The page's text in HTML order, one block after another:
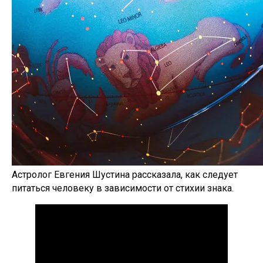
Астролог Евгения Шустина рассказала, как следует
питаться человеку в зависимости от стихии знака.